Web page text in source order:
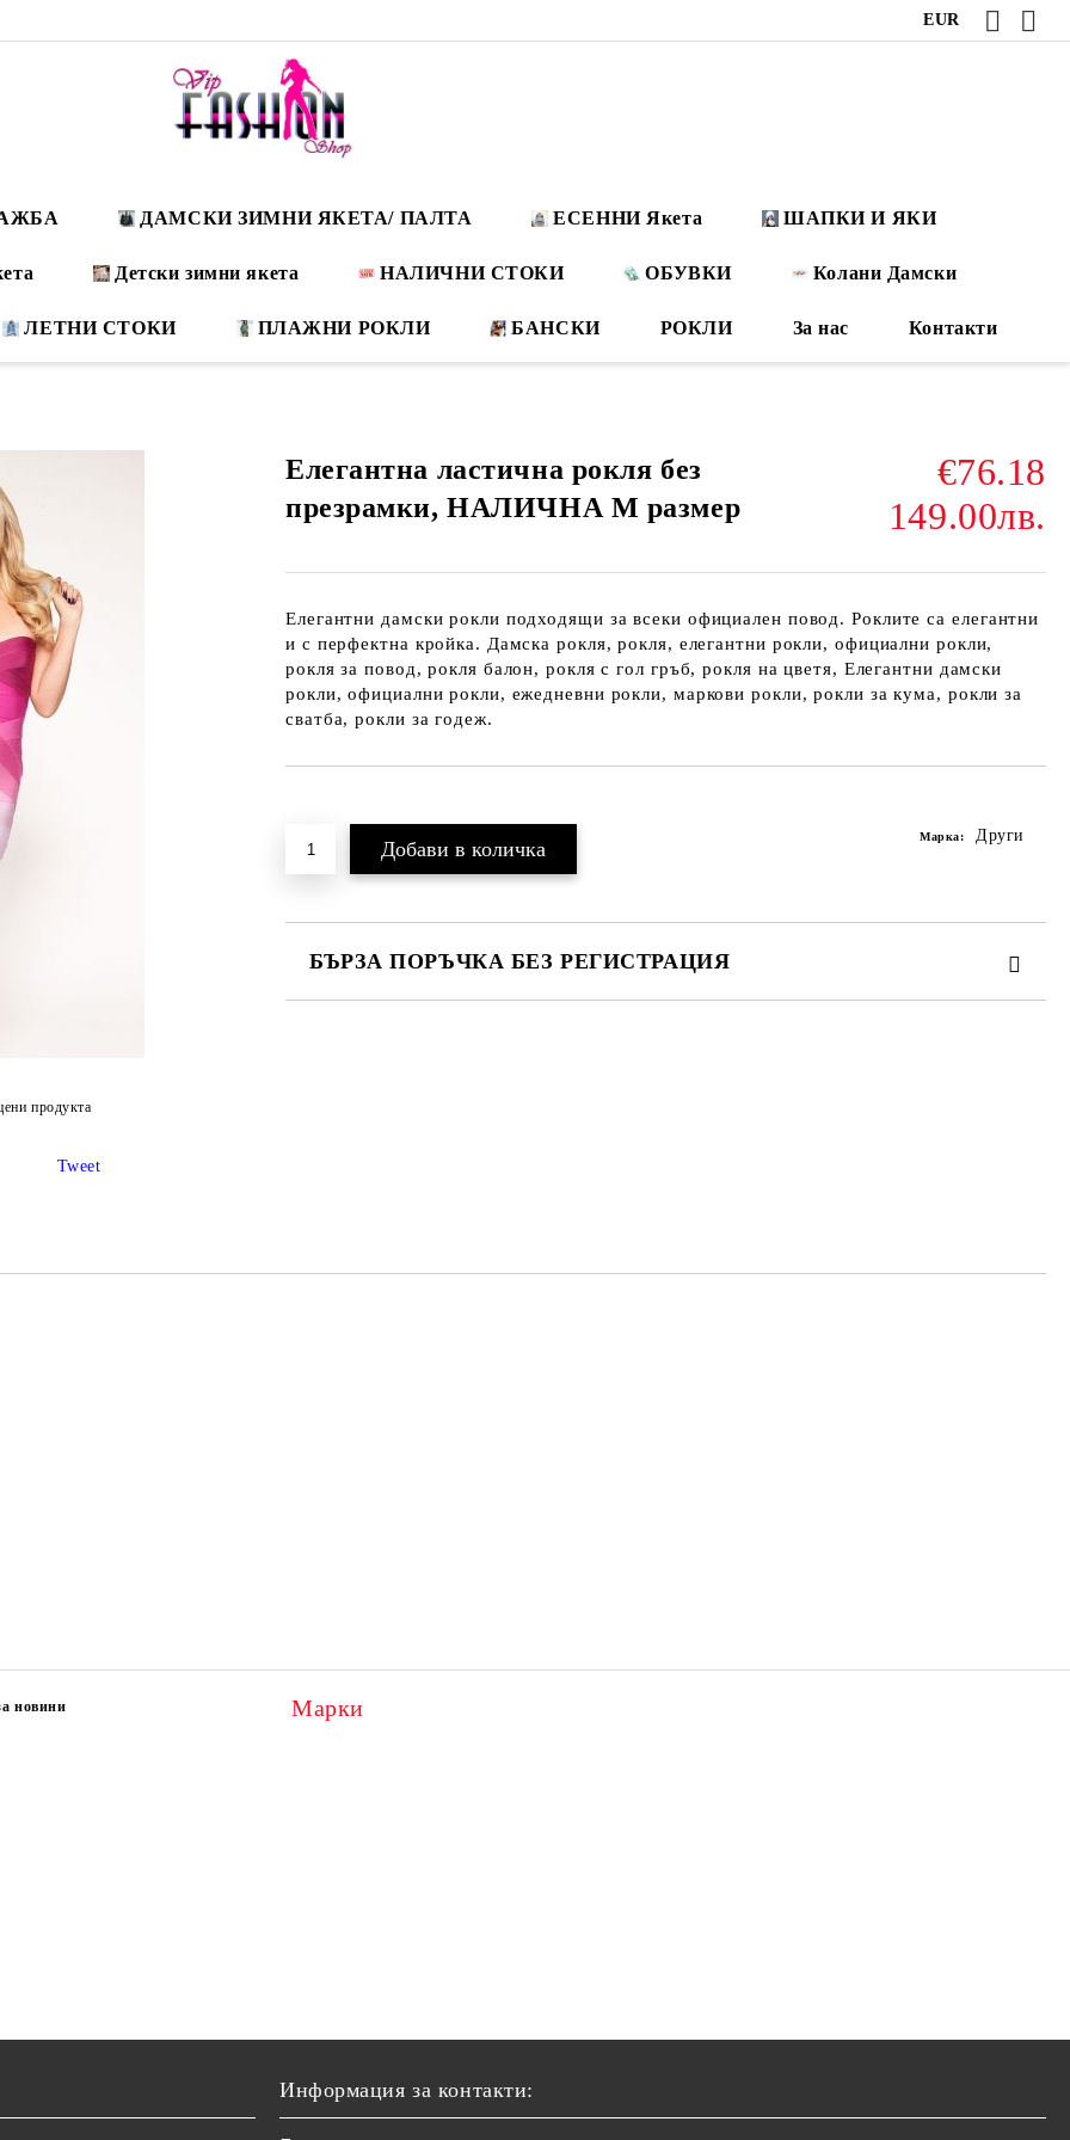
EUR
ДАМСКИ ЗИМНИ ЯКЕТА/ ПАЛТА ЕСЕННИ Якета ШАПКИ И ЯКИ
Детски зимни якета НАЛИЧНИ СТОКИ ОБУВКИ Колани Дамски
ЛЕТНИ СТОКИ ПЛАЖНИ РОКЛИ БАНСКИ РОКЛИ За нас Контакти
Елегантна ластична рокля без
презрамки, НАЛИЧНА М размер
€76.18
149.00лв.
Елегантни дамски рокли подходящи за всеки официален повод. Роклите са елегантни
и с перфектна кройка. Дамска рокля, рокля, елегантни рокли, официални рокли,
рокля за повод, рокля балон, рокля с гол гръб, рокля на цветя, Елегантни дамски
рокли, официални рокли, ежедневни рокли, маркови рокли, рокли за кума, рокли за
сватба, рокли за годеж.
Марка: Други
БЪРЗА ПОРЪЧКА БЕЗ РЕГИСТРАЦИЯ
продукта
Tweet
новини
Марки
Информация за контакти: